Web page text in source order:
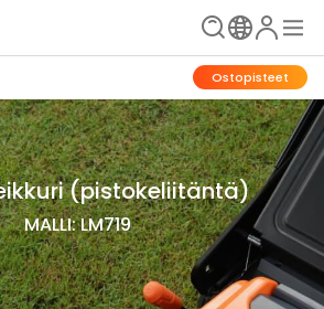
Ostopisteet
(pistokeliitäntä)
MALLI: LM719